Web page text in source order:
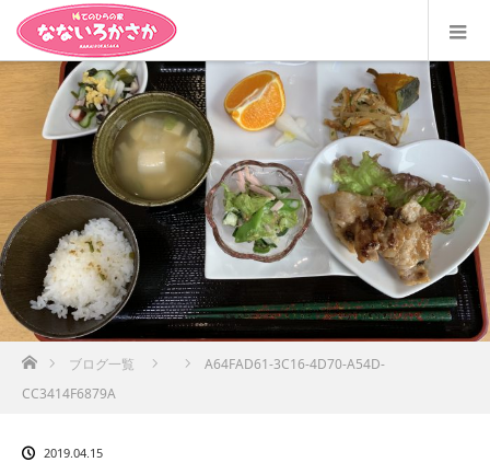
ホームブログ一覧
A64FAD61-3C16-4D70-A54D-
CC3414F6879A
2019.04.15